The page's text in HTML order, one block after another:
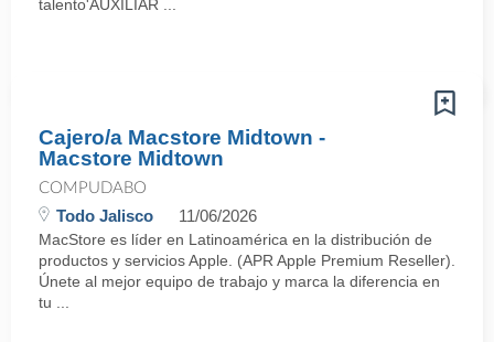
talento'AUXILIAR ...
Cajero/a Macstore Midtown -
Macstore Midtown
COMPUDABO
Todo Jalisco 11/06/2026
MacStore es líder en Latinoamérica en la distribución de
productos y servicios Apple. (APR Apple Premium Reseller).
Únete al mejor equipo de trabajo y marca la diferencia en
tu ...